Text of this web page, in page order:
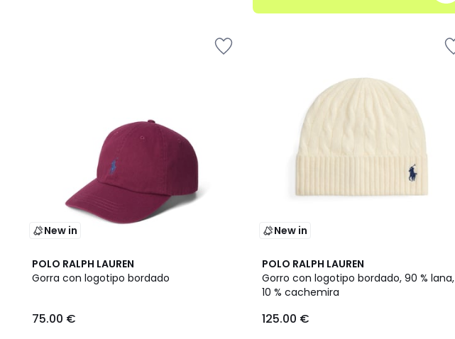
New in
POLO RALPH LAUREN
Gorra con logotipo bordado
75.00 €
New in
POLO RALPH LAUREN
Gorro con logotipo bordado, 90 % lana,
10 % cachemira
125.00 €